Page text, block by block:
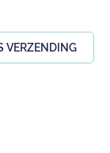
VERZENDING